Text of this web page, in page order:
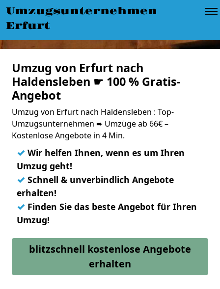
Umzugsunternehmen
Erfurt
Umzug von Erfurt nach
Haldensleben ☛ 100 % Gratis-
Angebot
Umzug von Erfurt nach Haldensleben : Top-
Umzugsunternehmen ➨ Umzüge ab 66€ –
Kostenlose Angebote in 4 Min.
✓ Wir helfen Ihnen, wenn es um Ihren
Umzug geht!
✓ Schnell & unverbindlich Angebote
erhalten!
✓ Finden Sie das beste Angebot für Ihren
Umzug!
blitzschnell kostenlose Angebote
erhalten